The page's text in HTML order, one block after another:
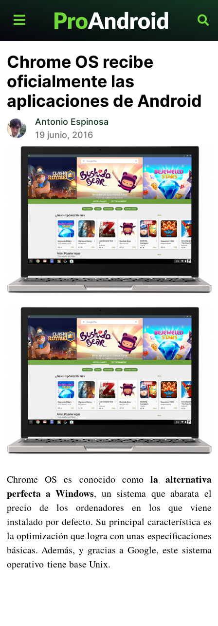
Chrome OS recibe
oficialmente las
aplicaciones de Android
Antonio Espinosa
19 junio, 2016
Chrome OS es conocido comola alternativa
perfecta a Windows, un sistema que abarata el
precio de los ordenadores en los que viene
instalado por defecto. Su principal característica es
la optimización que logra con unas especificaciones
básicas. Además, y gracias a Google, este sistema
operativo tiene base Unix.